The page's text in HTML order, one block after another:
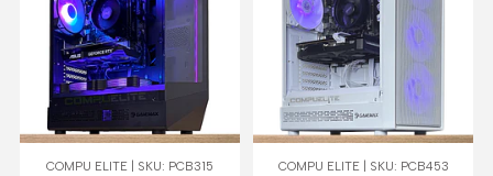
COMPU ELITE | SKU: PCB315 COMPU ELITE | SKU: PCB453